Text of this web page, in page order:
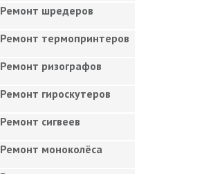
Ремонт шредеров
Ремонт термопринтеров
Ремонт ризографов
Ремонт гироскутеров
Ремонт сигвеев
Ремонт моноколёса